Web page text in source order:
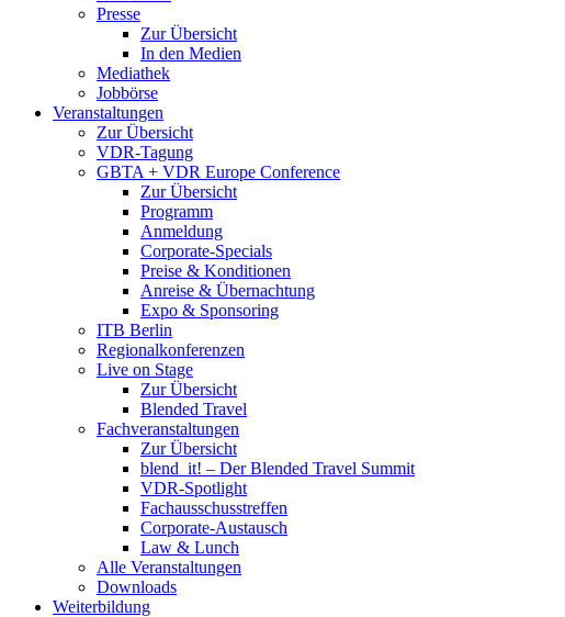
Presse
Zur Übersicht
In den Medien
Mediathek
Jobbörse
Veranstaltungen
Zur Übersicht
VDR-Tagung
GBTA + VDR Europe Conference
Zur Übersicht
Programm
Anmeldung
Corporate-Specials
Preise & Konditionen
Anreise & Übernachtung
Expo & Sponsoring
ITB Berlin
Regionalkonferenzen
Live on Stage
Zur Übersicht
Blended Travel
Fachveranstaltungen
Zur Übersicht
blend_it! – Der Blended Travel Summit
VDR-Spotlight
Fachausschusstreffen
Corporate-Austausch
Law & Lunch
Alle Veranstaltungen
Downloads
Weiterbildung